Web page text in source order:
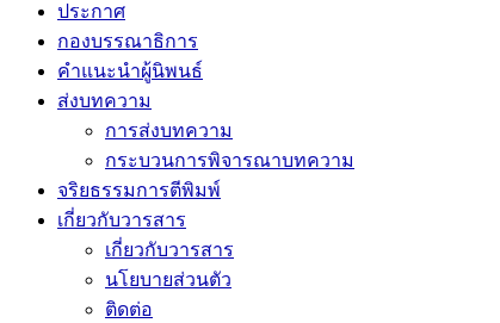
ประกาศ
กองบรรณาธิการ
คำแนะนำผู้นิพนธ์
ส่งบทความ
การส่งบทความ
กระบวนการพิจารณาบทความ
จริยธรรมการตีพิมพ์
เกี่ยวกับวารสาร
เกี่ยวกับวารสาร
นโยบายส่วนตัว
ติดต่อ